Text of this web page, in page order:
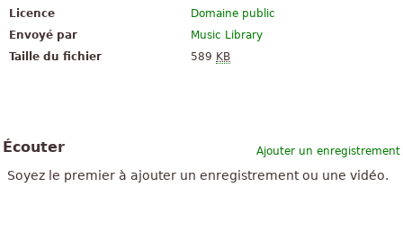
Licence
Domaine public
Envoyé par
Music Library
Taille du fichier
589 KB
Ajouter un enregistrement
Écouter
Soyez le premier à ajouter un enregistrement ou une vidéo.